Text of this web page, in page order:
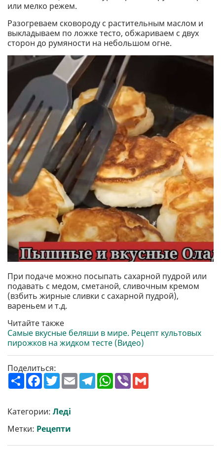
или мелко режем.
Разогреваем сковороду с растительным маслом и
выкладываем по ложке тесто, обжариваем с двух
сторон до румяности на небольшом огне.
При подаче можно посыпать сахарной пудрой или
подавать с медом, сметаной, сливочным кремом
(взбить жирные сливки с сахарной пудрой),
вареньем и т.д.
Читайте также
Самые вкусные беляши в мире. Рецепт культовых
пирожков на жидком тесте (Видео)
Поделиться:
П
о
р
и
т
и
F
a
b
o
o
k
T
w
t
e
r
E
m
T
e
W
h
V
Категории: Леді
Метки: Рецепти